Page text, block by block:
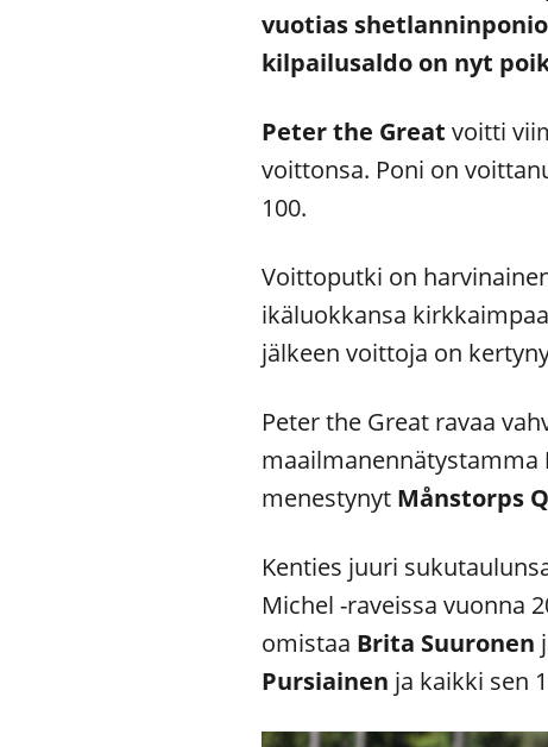
vuotias
kilpailusaldo on nyt
Peter the Greatvoitti
voittonsa. Poni on
100.
Voittoputki on
ikäluokkansa
jälkeen voittoja on
Peter the Great ravaa
maailmanennätystamma
menestynyt Månstorps
Kenties juuri
Michel -raveissa vuonna
omistaa Brita Suuronen
Pursiainen ja kaikki sen